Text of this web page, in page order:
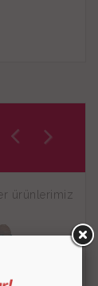
ürünlerimiz